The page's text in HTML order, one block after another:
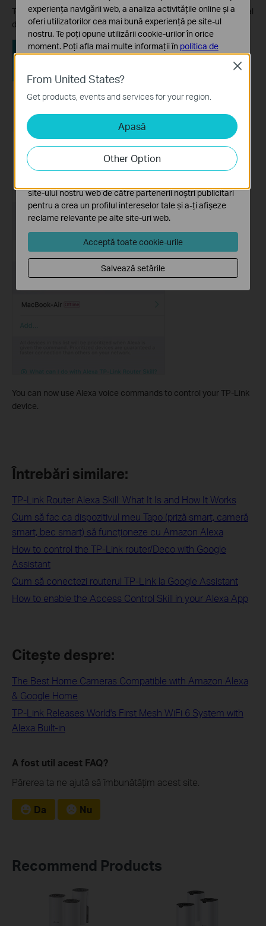
To choose your favorite devices, tap “Add…” then select personal
devices connected to your network from the device list.
You can now use Alexa voice commands to control your TP-Link
device.
Întrebări similare:
TP-Link Router Alexa Skill: What It Is and How It Works
Cum să fac ca dispozitivul meu Tapo (priză smart, cameră
smart, bec smart) să funcționeze cu Amazon Alexa
How to control the TP-Link router/Deco with Google
Assistant
Cum să conectezi routerul TP-Link la Google Assistant
How to enable the Access Control Skill in your Alexa App
Citește despre:
The Best Home Cameras Compatible with Amazon Alexa
& Google Home
TP-Link Releases World's First Mesh WiFi 6 System with
Alexa Built-in
A fost util acest FAQ?
Părerea ta ne ajută să îmbunătățim acest site.
Da Nu
Recommend Products
From United States?
Get products, events and services for your region.
Apasă
Other Option
Close
experiența navigării web, a analiza activitățile online și a
oferi utilizatorilor cea mai bună experiență pe site-ul
nostru. Te poți opune utilizării cookie-urilor în orice
moment. Poți afla mai multe informații în politica de
Cookie-uri de bază
Aceste cookie-uri sunt necesare pentru funcționarea
site-ului web și nu pot fi dezactivate în sistemele tale
Cookie-uri de analiză și marketing
Cookie-urile de analiză ne permit să analizăm activitățile
tale de pe site-ul nostru web a îmbunătăți și ajusta
funcționalitatea site-ului.
site-ului nostru web de către partenerii noștri publicitari
pentru a crea un profilul intereselor tale și a-ți afișeze
reclame relevante pe alte site-uri web.
Acceptă toate cookie-urile
Salvează setările